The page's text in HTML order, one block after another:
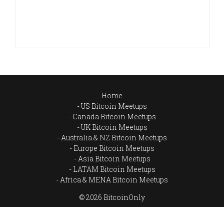
Home
US Bitcoin Meetups
Canada Bitcoin Meetups
UK Bitcoin Meetups
Australia & NZ Bitcoin Meetups
Europe Bitcoin Meetups
Asia Bitcoin Meetups
LATAM Bitcoin Meetups
Africa & MENA Bitcoin Meetups
© 2026 BitcoinOnly